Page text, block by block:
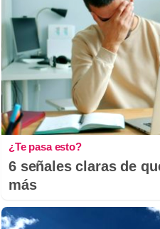
¿Te pasa esto?
6 señales claras de
más